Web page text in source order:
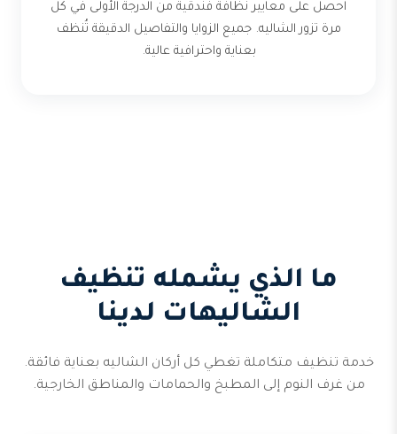
احصل على معايير نظافة فندقية من الدرجة الأولى في كل
مرة تزور الشاليه. جميع الزوايا والتفاصيل الدقيقة تُنظف
بعناية واحترافية عالية.
ما الذي يشمله تنظيف
الشاليهات لدينا
خدمة تنظيف متكاملة تغطي كل أركان الشاليه بعناية فائقة.
من غرف النوم إلى المطبخ والحمامات والمناطق الخارجية.